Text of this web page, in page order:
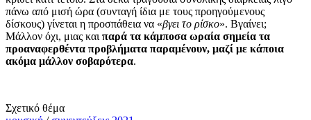
πάνω από μισή ώρα (συνταγή ίδια με τους προηγούμενους
δίσκους) γίνεται η προσπάθεια να «βγει το ρίσκο». Βγαίνει;
Μάλλον όχι, μιας και παρά τα κάμποσα ωραία σημεία τα
προαναφερθέντα προβλήματα παραμένουν, μαζί με κάποια
ακόμα μάλλον σοβαρότερα.
Σχετικό θέμα